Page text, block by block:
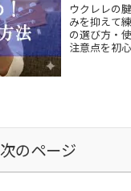
ウクレレの
みを抑えて
の選び方・
注意点を初
次のページ